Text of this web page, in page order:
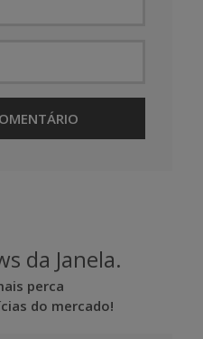
da Janela.
perca
do mercado!